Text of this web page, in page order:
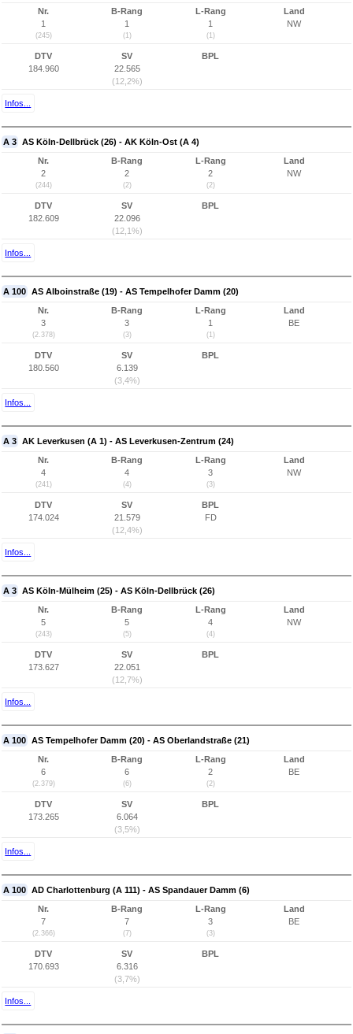
Nr.
1
(245)
B-Rang
1
(1)
L-Rang
1
(1)
Land
NW
DTV
184.960
SV
22.565
(12,2%)
BPL
Infos...
A 3 AS Köln-Dellbrück (26) - AK Köln-Ost (A 4)
Nr.
2
(244)
B-Rang
2
(2)
L-Rang
2
(2)
Land
NW
DTV
182.609
SV
22.096
(12,1%)
BPL
Infos...
A 100 AS Alboinstraße (19) - AS Tempelhofer Damm (20)
Nr.
3
(2.378)
B-Rang
3
(3)
L-Rang
1
(1)
Land
BE
DTV
180.560
SV
6.139
(3,4%)
BPL
Infos...
A 3 AK Leverkusen (A 1) - AS Leverkusen-Zentrum (24)
Nr.
4
(241)
B-Rang
4
(4)
L-Rang
3
(3)
Land
NW
DTV
174.024
SV
21.579
(12,4%)
BPL
FD
Infos...
A 3 AS Köln-Mülheim (25) - AS Köln-Dellbrück (26)
Nr.
5
(243)
B-Rang
5
(5)
L-Rang
4
(4)
Land
NW
DTV
173.627
SV
22.051
(12,7%)
BPL
Infos...
A 100 AS Tempelhofer Damm (20) - AS Oberlandstraße (21)
Nr.
6
(2.379)
B-Rang
6
(6)
L-Rang
2
(2)
Land
BE
DTV
173.265
SV
6.064
(3,5%)
BPL
Infos...
A 100 AD Charlottenburg (A 111) - AS Spandauer Damm (6)
Nr.
7
(2.366)
B-Rang
7
(7)
L-Rang
3
(3)
Land
BE
DTV
170.693
SV
6.316
(3,7%)
BPL
Infos...